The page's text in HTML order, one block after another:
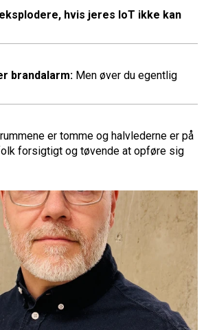
hvis jeres IoT ikke kan
brandalarm: Men øver du egentlig
er tomme og halvlederne er på
forsigtigt og tøvende at opføre sig